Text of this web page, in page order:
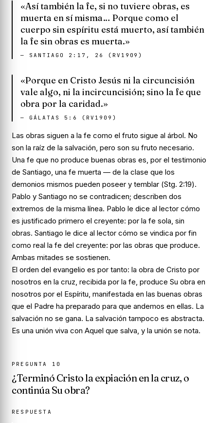
«Así también la fe, si no tuviere obras, es
muerta en sí misma… Porque como el
cuerpo sin espíritu está muerto, así también
la fe sin obras es muerta.»
— SANTIAGO 2:17, 26 (RV1909)
«Porque en Cristo Jesús ni la circuncisión
vale algo, ni la incircuncisión; sino la fe que
obra por la caridad.»
— GÁLATAS 5:6 (RV1909)
Las obras siguen a la fe como el fruto sigue al árbol. No
son la raíz de la salvación, pero son su fruto necesario.
Una fe que no produce buenas obras es, por el testimonio
de Santiago, una fe muerta — de la clase que los
demonios mismos pueden poseer y temblar (Stg. 2:19).
Pablo y Santiago no se contradicen; describen dos
extremos de la misma línea. Pablo le dice al lector cómo
es justificado primero el creyente: por la fe sola, sin
obras. Santiago le dice al lector cómo se vindica por fin
como real la fe del creyente: por las obras que produce.
Ambas mitades se sostienen.
El orden del evangelio es por tanto: la obra de Cristo por
nosotros en la cruz, recibida por la fe, produce Su obra en
nosotros por el Espíritu, manifestada en las buenas obras
que el Padre ha preparado para que andemos en ellas. La
salvación no se gana. La salvación tampoco es abstracta.
Es una unión viva con Aquel que salva, y la unión se nota.
PREGUNTA 10
¿Terminó Cristo la expiación en la cruz, o
continúa Su obra?
RESPUESTA